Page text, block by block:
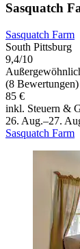
Sasquatch
Sasquatch Farm
South Pittsburg
9,4/10
(8 Bewertungen)
85 €
inkl. Steuern &
26. Aug.–27.
Sasquatch Farm